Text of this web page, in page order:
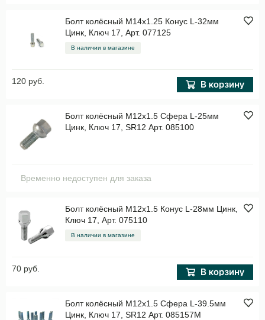
Болт колёсный M14x1.25 Конус L-32мм
Цинк, Ключ 17, Арт. 077125
В наличии в магазине
120 руб.
Болт колёсный M12x1.5 Сфера L-25мм
Цинк, Ключ 17, SR12 Арт. 085100
Временно недоступен для заказа
Болт колёсный M12x1.5 Конус L-28мм Цинк,
Ключ 17, Арт. 075110
В наличии в магазине
70 руб.
Болт колёсный M12x1.5 Сфера L-39.5мм
Цинк, Ключ 17, SR12 Арт. 085157M